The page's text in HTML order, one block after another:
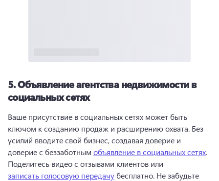
5.Объявление агентства недвижимости в
социальных сетях
Ваше присутствие в социальных сетях может быть
ключом к созданию продаж и расширению охвата. Без
усилий вводите свой бизнес, создавая доверие и
доверие с беззаботным объявление в социальных сетях
Поделитесь видео с отзывами клиентов или
записать голосовую передачу бесплатно. Не забудьте